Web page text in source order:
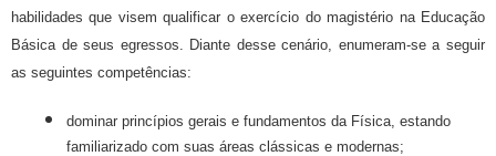
habilidades que visem qualificar o exercício do magistério na Educação
Básica de seus egressos. Diante desse cenário, enumeram-se a seguir
as seguintes competências:
dominar princípios gerais e fundamentos da Física, estando
familiarizado com suas áreas clássicas e modernas;